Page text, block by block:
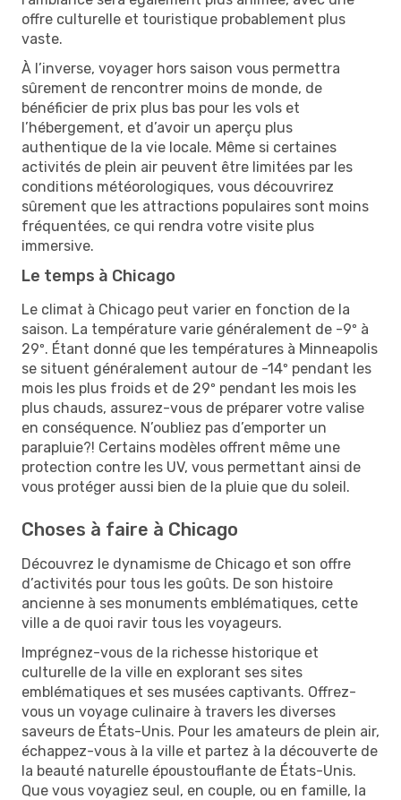
offre culturelle et touristique probablement plus
vaste.
À l’inverse, voyager hors saison vous permettra
sûrement de rencontrer moins de monde, de
bénéficier de prix plus bas pour les vols et
l’hébergement, et d’avoir un aperçu plus
authentique de la vie locale. Même si certaines
activités de plein air peuvent être limitées par les
conditions météorologiques, vous découvrirez
sûrement que les attractions populaires sont moins
fréquentées, ce qui rendra votre visite plus
immersive.
Le temps à Chicago
Le climat à Chicago peut varier en fonction de la
saison. La température varie généralement de -9º à
29º. Étant donné que les températures à Minneapolis
se situent généralement autour de -14º pendant les
mois les plus froids et de 29º pendant les mois les
plus chauds, assurez-vous de préparer votre valise
en conséquence. N’oubliez pas d’emporter un
parapluie?! Certains modèles offrent même une
protection contre les UV, vous permettant ainsi de
vous protéger aussi bien de la pluie que du soleil.
Choses à faire à Chicago
Découvrez le dynamisme de Chicago et son offre
d’activités pour tous les goûts. De son histoire
ancienne à ses monuments emblématiques, cette
ville a de quoi ravir tous les voyageurs.
Imprégnez-vous de la richesse historique et
culturelle de la ville en explorant ses sites
emblématiques et ses musées captivants. Offrez-
vous un voyage culinaire à travers les diverses
saveurs de États-Unis. Pour les amateurs de plein air,
échappez-vous à la ville et partez à la découverte de
la beauté naturelle époustouflante de États-Unis.
Que vous voyagiez seul, en couple, ou en famille, la